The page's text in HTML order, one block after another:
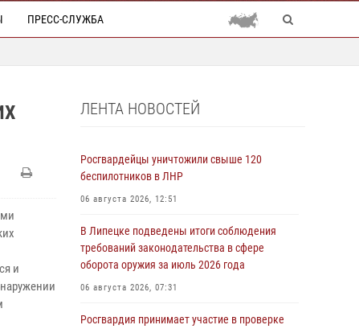
ПРЕСС-СЛУЖБА
и
ЛЕНТА НОВОСТЕЙ
Росгвардейцы уничтожили свыше 120
беспилотников в ЛНР
06 августа 2026, 12:51
В Липецке подведены итоги соблюдения
требований законодательства в сфере
оборота оружия за июль 2026 года
06 августа 2026, 07:31
Росгвардия принимает участие в проверке